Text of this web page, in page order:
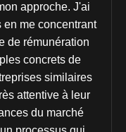
approche. J'ai
me concentrant
de rémunération
concrets de
similaires
attentive à leur
du marché